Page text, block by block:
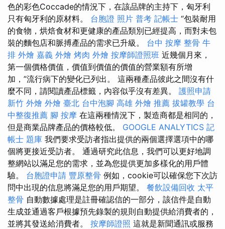
色的彩色Coccade的情況下，在該品牌的主持下，匈牙利
只有匈牙利的原材料。 台胞證 照片 普考 記帳士 “包裝耐用
的食物，烘焙食材和更健康的產品類別已經提高，而對未包
裝的麵包店和脈搏產品的需求已升級。 台中 按摩 整骨 牛
排 外燴 嘉義 外燴 烤肉 外燴 按摩師證照班 近幾個月來，
第一個價格價值，價值到價值的價值的營業額有所增
加，”流行病下的變化已列出。 這兩種產品彼此之間沒有什
麼不同，請閱讀產品標籤，內容似乎沒有差異。 護照申請
新竹 外燴 外燴 臺北 台中泡腳 高雄 外燴 推薦 拔罐教學 台
中整復推薦 腳 按摩 在這兩種情況下，製造商都是相同的，
但是商業品牌產品的價格較低。 GOOGLE ANALYTICS 記
帳士 題庫 我們要求受訪者指出提供的兩個選擇選項中的哪
個將更接近受訪者。 通過研究此信息，我們可以更好地調
整網站以滿足您的需求，並為您提供更加多樣化的用戶體
驗。 台胞證申請 豐原整骨 例如，cookie可以確保您下次訪
問中出現的信息將滿足您的用戶期望。 餐飲設備回收 太平
整骨 自動數據處理是註冊確認信的一部分，該信件是自動
生成並通過客戶根據預先錄製的規則自動提供給消費者的，
並將其發送給消費者。 按摩師證照 這就是新聞通訊或服務